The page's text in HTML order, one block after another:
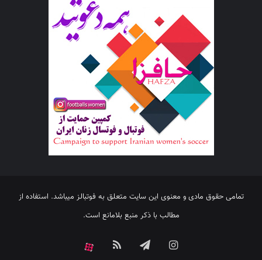
تمامی حقوق مادی و معنوی این سایت متعلق به فوتبالز میباشد. استفاده از
مطالب با ذکر منبع بلامانع است.
اینستاگرامتلگرام خوراک